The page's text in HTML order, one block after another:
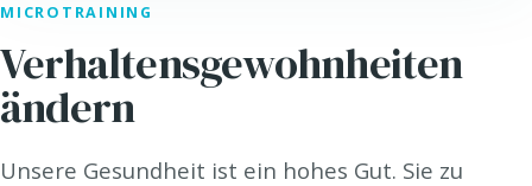
MICROTRAINING
Verhaltensgewohnheiten
ändern
Unsere Gesundheit ist ein hohes Gut. Sie zu